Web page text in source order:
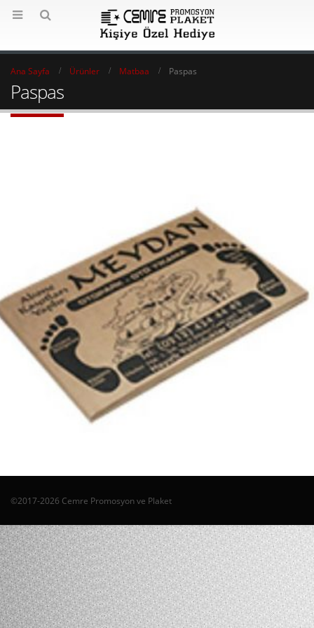
Ana Sayfa Ürünler Matbaa Paspas
Paspas
©2017-2026 Cemre Promosyon ve Plaket